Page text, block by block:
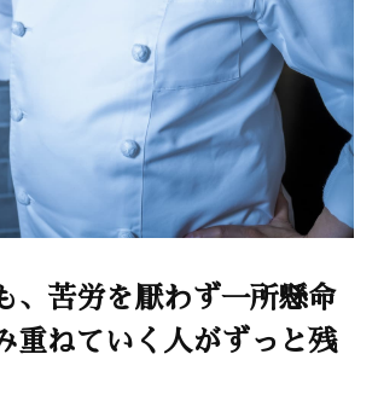
、苦労を厭わず一所懸命
重ねていく人がずっと残